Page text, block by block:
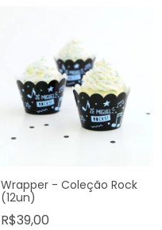
Wrapper - Coleção Rock
(12un)
R$39,00